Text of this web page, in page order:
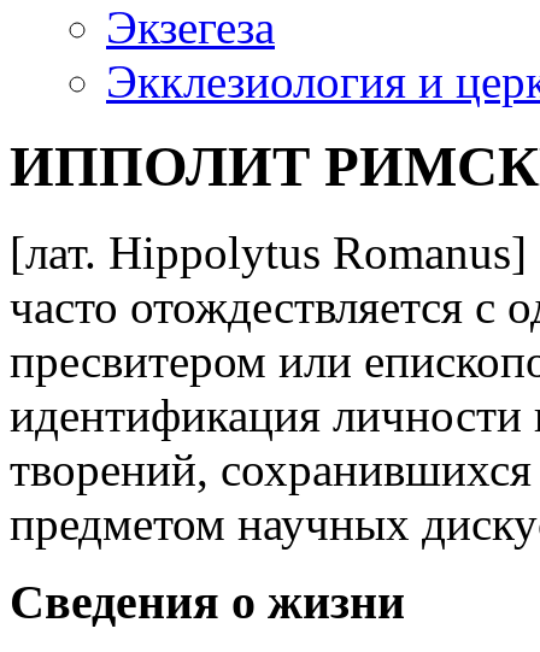
Экзегеза
Экклезиология и
ИППОЛИТ
[лат. Hippolytus
часто отождествляется
пресвитером или
идентификация личности
творений,
предметом научных
Сведения о жизни